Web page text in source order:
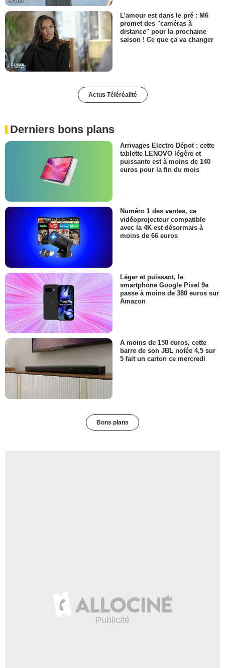
L’amour est dans le pré : M6
promet des "caméras à
distance" pour la prochaine
saison ! Ce que ça va changer
Actus Téléréalité
Derniers bons plans
Arrivages Electro Dépot : cette
tablette LENOVO légère et
puissante est à moins de 140
euros pour la fin du mois
Numéro 1 des ventes, ce
vidéoprojecteur compatible
avec la 4K est désormais à
moins de 66 euros
Léger et puissant, le
smartphone Google Pixel 9a
passe à moins de 380 euros sur
Amazon
A moins de 150 euros, cette
barre de son JBL notée 4,5 sur
5 fait un carton ce mercredi
Bons plans